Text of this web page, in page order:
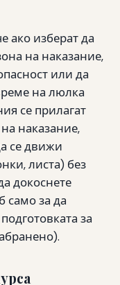
ако изберат да
на наказание,
или да
на люлка
се прилагат
наказание,
се движи
листа) без
докоснете
само за да
за